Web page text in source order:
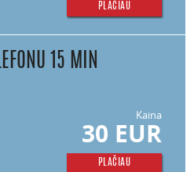
PLAČIAU
15 MIN
PLAČIAU
Kaina
30 EUR